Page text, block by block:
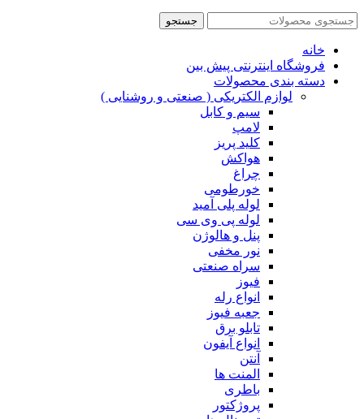
جستجو
خانه
فروشگاه اینترنتی پیش بین
دسته بندی محصولات
لوازم الکتریکی ( صنعتی و روشنایی )
سیم و کابل
لامپ
کلید پریز
هواکش
چراغ
خورطومی
لوله پلی آمید
لوله پی وی سی
پنل و هالوژن
نور مخفی
سراه صنعتی
فیوز
انواع رله
جعبه فیوز
تابلو برق
انواع آیفون
آنتن
المنت ها
باطری
پروژکتور